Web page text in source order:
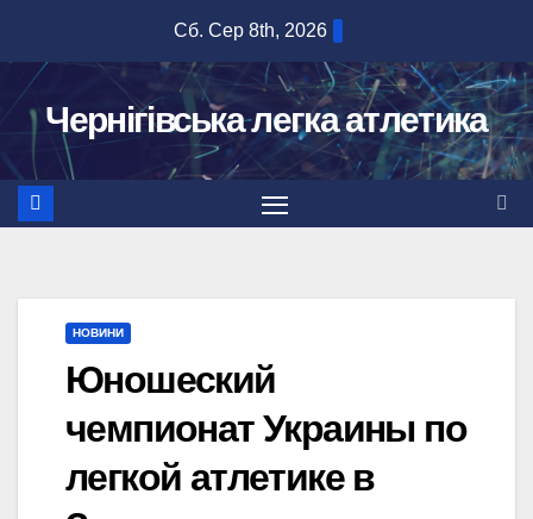
вмісту
Сб. Сер 8th, 2026
Чернігівська легка атлетика
НОВИНИ
Юношеский
чемпионат Украины по
легкой атлетике в